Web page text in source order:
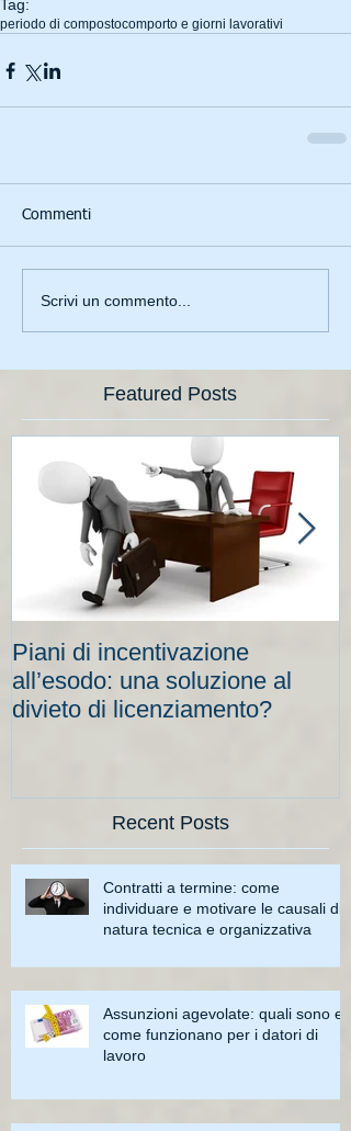
Tag:
periodo di compostocomporto e giorni lavorativi
Commenti
Scrivi un commento...
Featured Posts
Piani di incentivazione
all’esodo: una soluzione al
divieto di licenziamento?
Recent Posts
Contratti a termine: come
individuare e motivare le causali di
natura tecnica e organizzativa
Assunzioni agevolate: quali sono e
come funzionano per i datori di
lavoro